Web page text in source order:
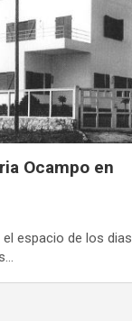
Ocampo en
espacio de los dias